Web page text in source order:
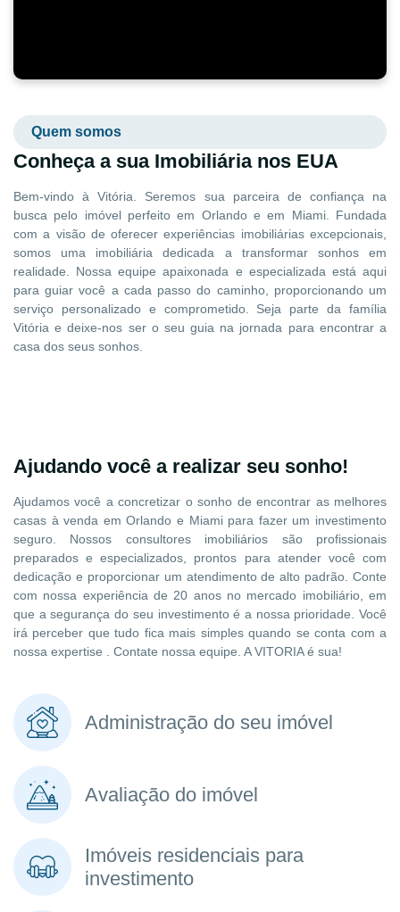
Quem somos
Conheça a sua Imobiliária nos EUA
Bem-vindo à Vitória. Seremos sua parceira de confiança na
busca pelo imóvel perfeito em Orlando e em Miami. Fundada
com a visão de oferecer experiências imobiliárias excepcionais,
somos uma imobiliária dedicada a transformar sonhos em
realidade. Nossa equipe apaixonada e especializada está aqui
para guiar você a cada passo do caminho, proporcionando um
serviço personalizado e comprometido. Seja parte da família
Vitória e deixe-nos ser o seu guia na jornada para encontrar a
casa dos seus sonhos.
Ajudando você a realizar seu sonho!
Ajudamos você a concretizar o sonho de encontrar as melhores
casas à venda em Orlando e Miami para fazer um investimento
seguro. Nossos consultores imobiliários são profissionais
preparados e especializados, prontos para atender você com
dedicação e proporcionar um atendimento de alto padrão. Conte
com nossa experiência de 20 anos no mercado imobiliário, em
que a segurança do seu investimento é a nossa prioridade. Você
irá perceber que tudo fica mais simples quando se conta com a
nossa expertise . Contate nossa equipe. A VITORIA é sua!
Administração do seu imóvel
Avaliação do imóvel
Imóveis residenciais para
investimento